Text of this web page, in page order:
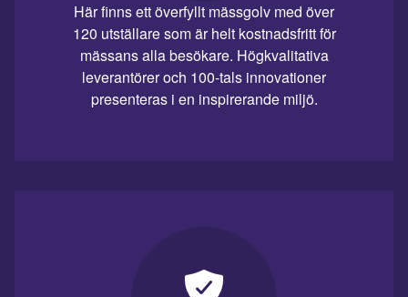
Här finns ett överfyllt mässgolv med över
120 utställare som är helt kostnadsfritt för
mässans alla besökare. Högkvalitativa
leverantörer och 100-tals innovationer
presenteras i en inspirerande miljö.